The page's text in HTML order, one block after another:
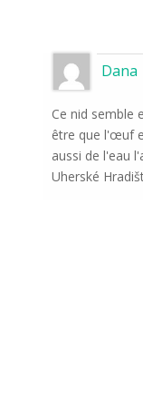
Dana
Ce nid semble
être que l'œuf
aussi de l'eau
Uherské